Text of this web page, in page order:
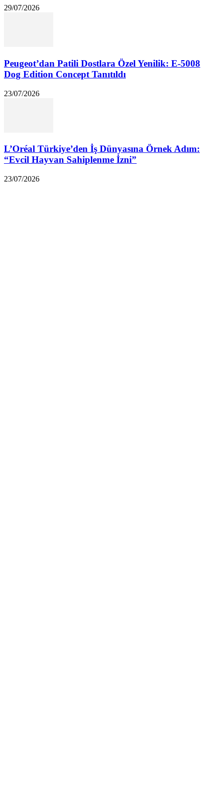
29/07/2026
Peugeot’dan Patili Dostlara Özel Yenilik: E-5008
Dog Edition Concept Tanıtıldı
23/07/2026
L’Oréal Türkiye’den İş Dünyasına Örnek Adım:
“Evcil Hayvan Sahiplenme İzni”
23/07/2026